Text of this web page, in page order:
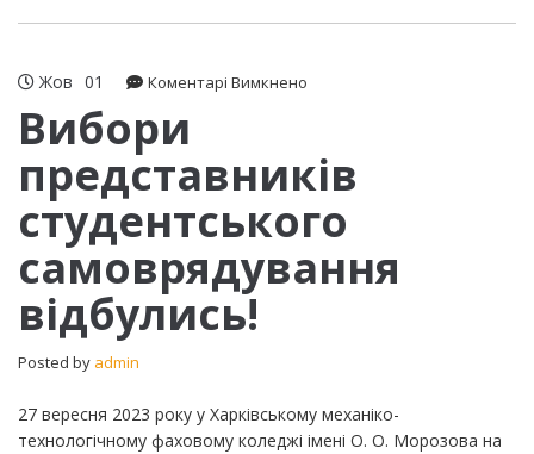
Жов 01 Коментарі Вимкнено
студентського
самоврядування
Вибори
представників
студентського
самоврядування
відбулись!
Posted by admin
27 вересня 2023 року у Харківському механіко-
технологічному фаховому коледжі імені О. О. Морозова на